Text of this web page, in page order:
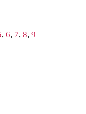
,6, 7,8,9